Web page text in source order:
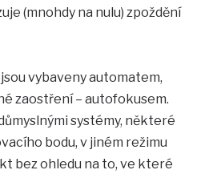
(mnohdy na nulu) zpoždění
vybaveny automatem,
zaostření – autofokusem.
systémy, některé
bodu, v jiném režimu
bez ohledu na to, ve které